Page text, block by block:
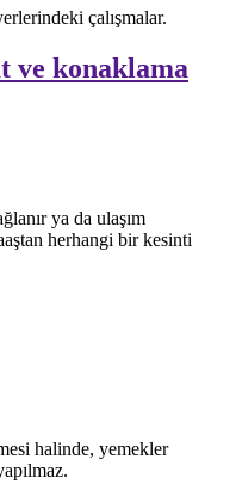
çalışmalar.
ve konaklama
ya da ulaşım
herhangi bir kesinti
halinde, yemekler